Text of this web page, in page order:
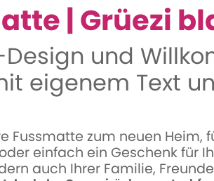
| Grüezi
und
eigenem Text
Fussmatte zum neuen Heim,
einfach ein Geschenk für
auch Ihrer Familie,